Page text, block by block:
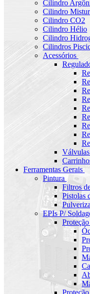
Cilindro
Cilindro
Cilindro CO2
Cilindro Hélio
Cilindro
Cilindros
Acessórios
Ferramentas Gerais
Pintura
Filtros
Pistolas
EPIs P/